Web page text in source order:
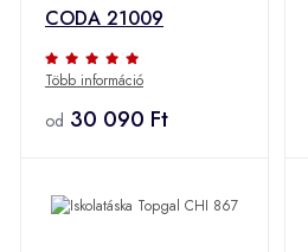
CODA 21009
Több információ
od 30 090 Ft